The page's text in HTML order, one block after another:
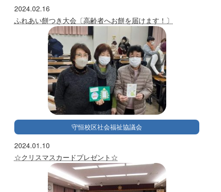
2024.02.16
ふれあい餅つき大会〔高齢者へお餅を届けます！〕
守恒校区社会福祉協議会
2024.01.10
☆クリスマスカードプレゼント☆